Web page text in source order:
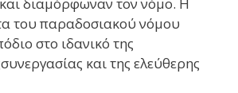
του παραδοσιακού νόμου
στο ιδανικό της
και της ελεύθερης